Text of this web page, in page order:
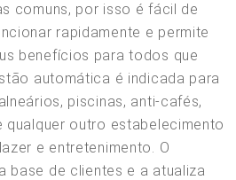
comuns, por isso é fácil de
rapidamente e permite
benefícios para todos que
automática é indicada para
piscinas, anti-cafés,
outro estabelecimento
e entretenimento. O
base de clientes e a atualiza